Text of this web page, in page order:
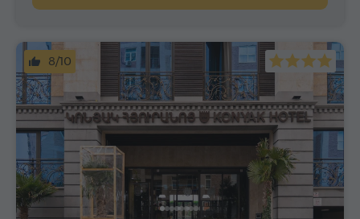
8/10